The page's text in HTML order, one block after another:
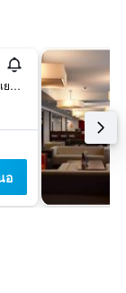
Sonnenallee 6, เบอร์ลิน, เยอรมนี
อ